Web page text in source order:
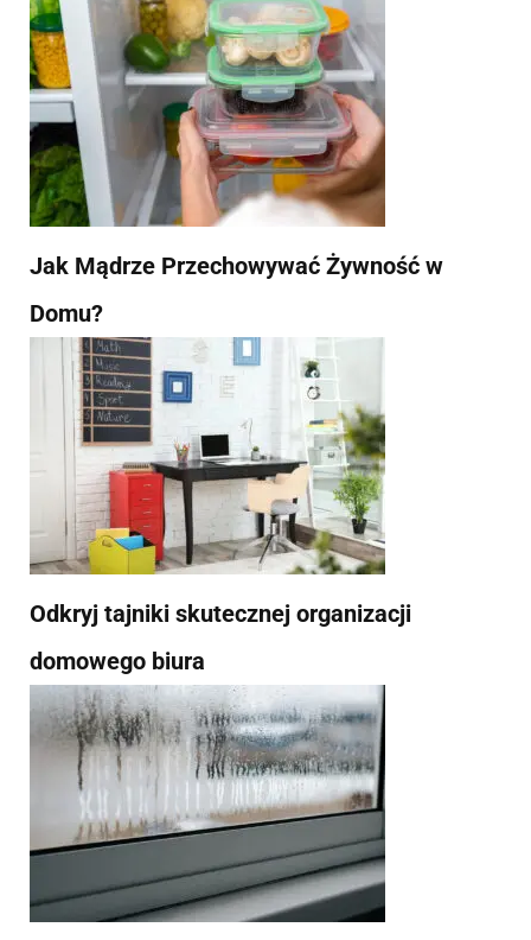
Jak Mądrze Przechowywać Żywność w
Domu?
Odkryj tajniki skutecznej organizacji
domowego biura